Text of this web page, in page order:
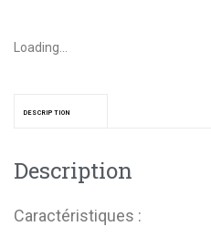
Loading...
DESCRIPTION
Description
Caractéristiques :